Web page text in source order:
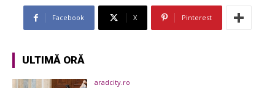
Facebook X Pinterest
ULTIMĂ ORĂ
aradcity.ro